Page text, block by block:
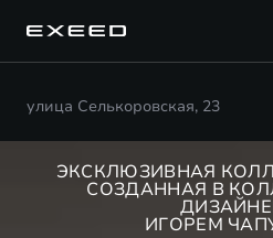
улица Селькоровская, 23
ЭКСКЛЮЗИВНАЯ
СОЗДАННАЯ В
ИГОРЕМ